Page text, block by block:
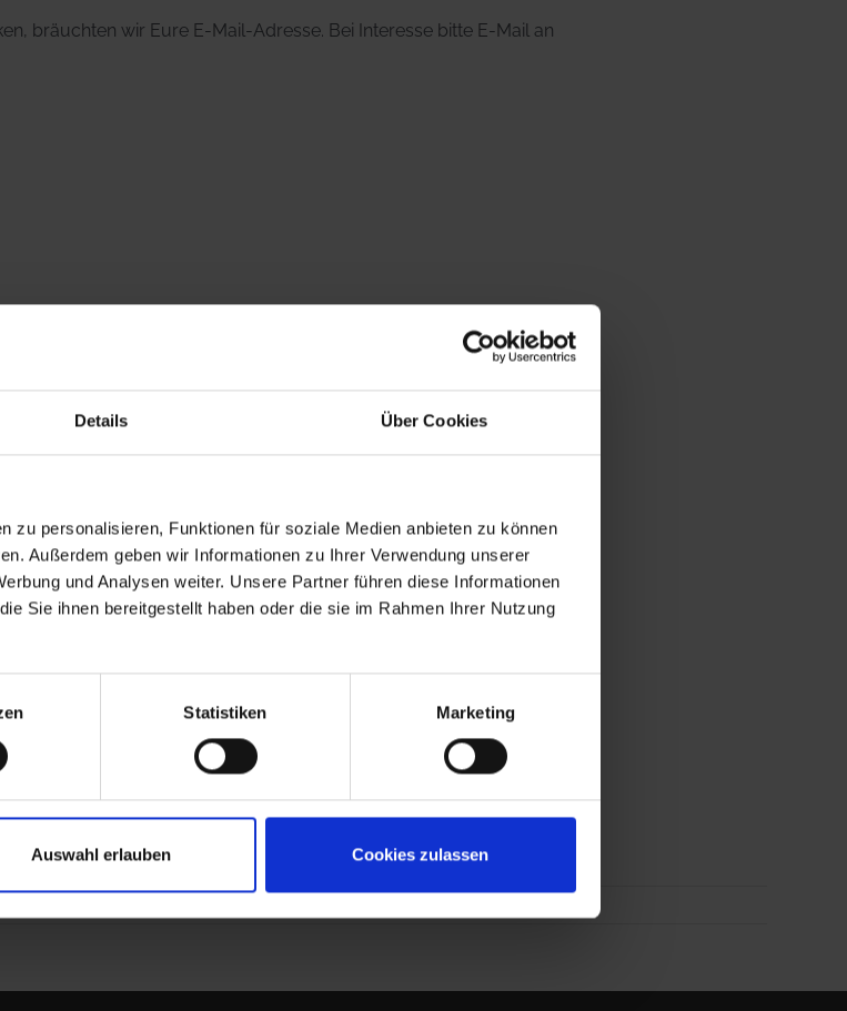
Details Über Cookies
zu personalisieren, Funktionen für soziale Medien anbieten zu können
Außerdem geben wir Informationen zu Ihrer Verwendung unserer
und Analysen weiter. Unsere Partner führen diese Informationen
Sie ihnen bereitgestellt haben oder die sie im Rahmen Ihrer Nutzung
Statistiken Marketing
Auswahl erlauben Cookies zulassen
bräuchten wir Eure E-Mail-Adresse. Bei Interesse bitte E-Mail an
Uhr in unserem kostenlosen Onlineseminar.